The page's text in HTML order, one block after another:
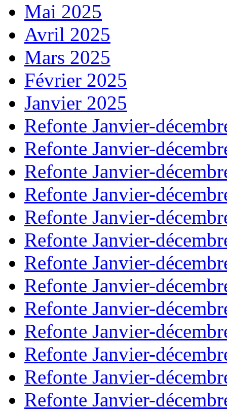
Mai 2025
Avril 2025
Mars 2025
Février 2025
Janvier 2025
Refonte Janvier-
Refonte Janvier-
Refonte Janvier-
Refonte Janvier-
Refonte Janvier-
Refonte Janvier-
Refonte Janvier-
Refonte Janvier-
Refonte Janvier-
Refonte Janvier-
Refonte Janvier-
Refonte Janvier-
Refonte Janvier-